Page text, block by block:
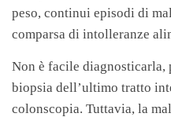
peso, continui episodi di
comparsa di intolleranze
Non è facile diagnosticarla,
biopsia dell’ultimo tratto
colonscopia. Tuttavia, la